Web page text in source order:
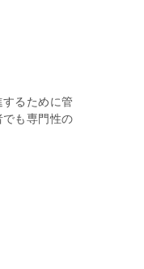
るために管
も専門性の